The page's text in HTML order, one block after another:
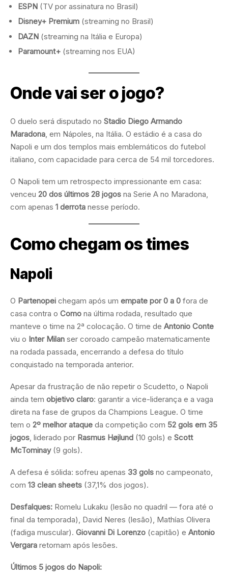
ESPN (TV por assinatura no Brasil)
Disney+ Premium (streaming no Brasil)
DAZN (streaming na Itália e Europa)
Paramount+ (streaming nos EUA)
Onde vai ser o jogo?
O duelo será disputado no Stadio Diego Armando
Maradona, em Nápoles, na Itália. O estádio é a casa do
Napoli e um dos templos mais emblemáticos do futebol
italiano, com capacidade para cerca de 54 mil torcedores.
O Napoli tem um retrospecto impressionante em casa:
venceu 20 dos últimos 28 jogos na Serie A no Maradona,
com apenas 1 derrota nesse período.
Como chegam os times
Napoli
O Partenopei chegam após um empate por 0 a 0 fora de
casa contra o Como na última rodada, resultado que
manteve o time na 2ª colocação. O time de Antonio Conte
viu o Inter Milan ser coroado campeão matematicamente
na rodada passada, encerrando a defesa do título
conquistado na temporada anterior.
Apesar da frustração de não repetir o Scudetto, o Napoli
ainda tem objetivo claro: garantir a vice-liderança e a vaga
direta na fase de grupos da Champions League. O time
tem o 2º melhor ataque da competição com 52 gols em 35
jogos, liderado por Rasmus Højlund (10 gols) e Scott
McTominay(9 gols).
A defesa é sólida: sofreu apenas 33 gols no campeonato,
com 13 clean sheets (37,1% dos jogos).
Desfalques: Romelu Lukaku (lesão no quadril — fora até o
final da temporada), David Neres (lesão), Mathías Olivera
(fadiga muscular). Giovanni Di Lorenzo (capitão) e Antonio
Vergara retornam após lesões.
Últimos 5 jogos do Napoli: